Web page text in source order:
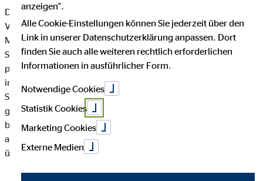
Die OVB Vermögensberatung AG hat als für die Verarbeitung
Verantwortlicher zahlreiche technische und organisatorische
Maßnahmen umgesetzt, um einen möglichst lückenlosen
Schutz der über diese Internetseite verarbeiteten
personenbezogenen Daten sicherzustellen. Dennoch können
internetbasierte Datenübertragungen grundsätzlich
Sicherheitslücken aufweisen, sodass ein absoluter Schutz nicht
gewährleistet werden kann. Aus diesem Grund steht es jeder
betroffenen Person frei, personenbezogene Daten auch auf
alternativen Wegen, beispielsweise telefonisch, an uns zu
übermitteln.
anzeigen".
Alle Cookie-Einstellungen können Sie jederzeit über den
Link in unserer Datenschutzerklärung anpassen. Dort
finden Sie auch alle weiteren rechtlich erforderlichen
Informationen in ausführlicher Form.
Notwendige Cookies
Statistik Cookies
Marketing Cookies
Externe Medien